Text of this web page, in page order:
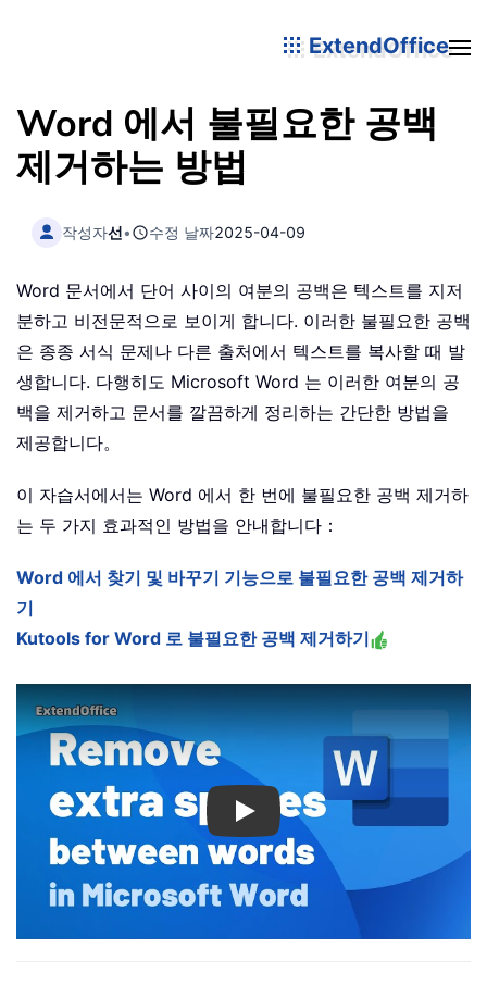
ExtendOffice
Word 에서 불필요한 공백
제거하는 방법
작성자선• 수정 날짜2025-04-09
Word 문서에서 단어 사이의 여분의 공백은 텍스트를 지저
분하고 비전문적으로 보이게 합니다. 이러한 불필요한 공백
은 종종 서식 문제나 다른 출처에서 텍스트를 복사할 때 발
생합니다. 다행히도 Microsoft Word 는 이러한 여분의 공
백을 제거하고 문서를 깔끔하게 정리하는 간단한 방법을
제공합니다。
이 자습서에서는 Word 에서 한 번에 불필요한 공백 제거하
는 두 가지 효과적인 방법을 안내합니다：
Word 에서 찾기 및 바꾸기 기능으로 불필요한 공백 제거하
기
Kutools for Word 로 불필요한 공백 제거하기
Play